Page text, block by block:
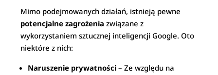
Mimo podejmowanych działań, istnieją pewne
potencjalne zagrożenia związane z
wykorzystaniem sztucznej inteligencji Google. Oto
niektóre z nich:
Naruszenie prywatności – Ze względu na